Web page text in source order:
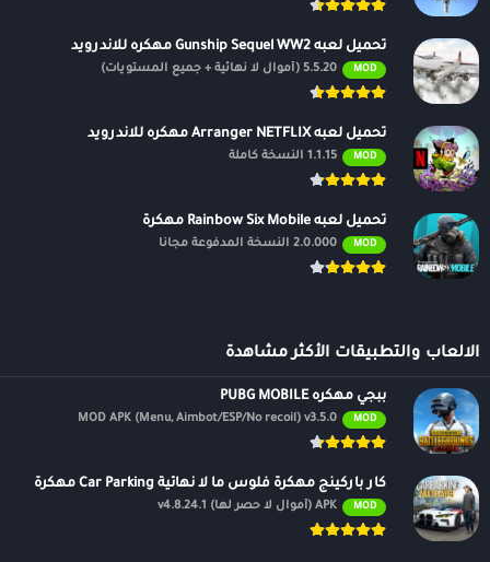
تحميل لعبه Gunship Sequel WW2 مهكره للاندرويد
MOD 5.5.20 (أموال لا نهائية + جميع المستويات)
تحميل لعبه Arranger NETFLIX مهكره للاندرويد
MOD 1.1.15 النسخة كاملة
تحميل لعبه Rainbow Six Mobile مهكرة
MOD 2.0.000 النسخة المدفوعة مجانًا
الالعاب والتطبيقات الأكثر مشاهدة
ببجي مهكره PUBG MOBILE
MOD
MOD APK (Menu, Aimbot/ESP/No recoil) v3.5.0
كار باركينج مهكرة فلوس ما لا نهائية Car Parking مهكرة
MOD APK (أموال لا حصر لها) v4.8.24.1